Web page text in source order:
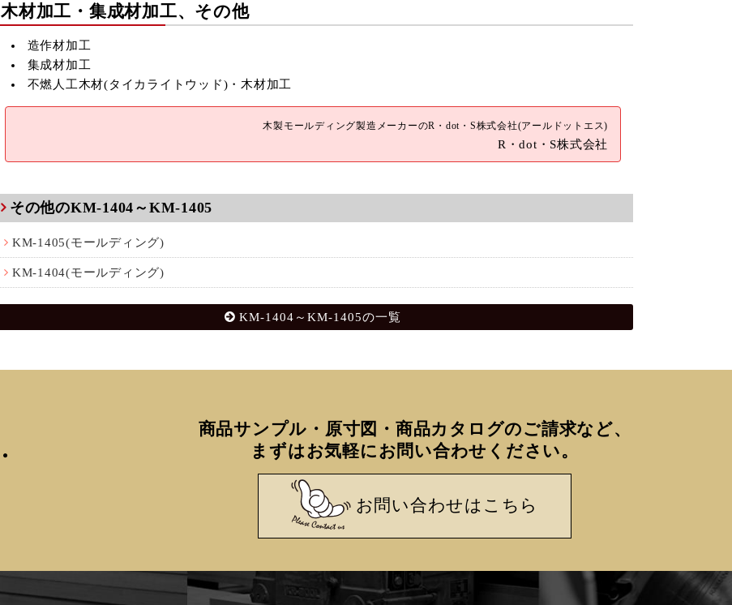
木材加工・集成材加工、その他
造作材加工
集成材加工
不燃人工木材(タイカライトウッド)・木材加工
木製モールディング製造メーカーのR・dot・S株式会社(アールドットエス)
R・dot・S株式会社
その他のKM-1404～KM-1405
KM-1405(モールディング)
KM-1404(モールディング)
KM-1404～KM-1405の一覧
商品サンプル・原寸図・商品カタログのご請求など、
まずはお気軽にお問い合わせください。
お問い合わせはこちら